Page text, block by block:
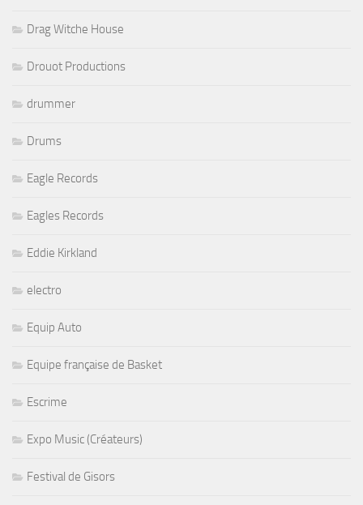
Drag Witche House
Drouot Productions
drummer
Drums
Eagle Records
Eagles Records
Eddie Kirkland
electro
Equip Auto
Equipe française de Basket
Escrime
Expo Music (Créateurs)
Festival de Gisors